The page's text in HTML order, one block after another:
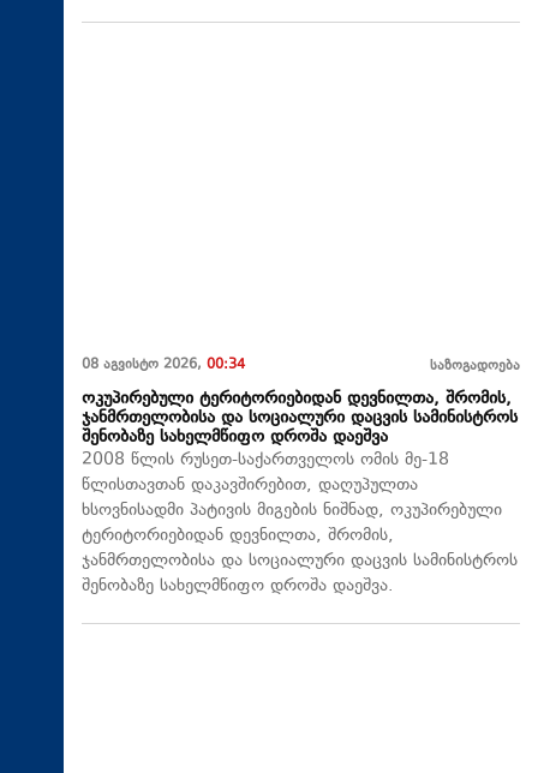
08 აგვისტო 2026, 00:34 საზოგადოება
ოკუპირებული ტერიტორიებიდან დევნილთა, შრომის,
ჯანმრთელობისა და სოციალური დაცვის სამინისტროს
შენობაზე სახელმწიფო დროშა დაეშვა
2008 წლის რუსეთ-საქართველოს ომის მე-18
წლისთავთან დაკავშირებით, დაღუპულთა
ხსოვნისადმი პატივის მიგების ნიშნად, ოკუპირებული
ტერიტორიებიდან დევნილთა, შრომის,
ჯანმრთელობისა და სოციალური დაცვის სამინისტროს
შენობაზე სახელმწიფო დროშა დაეშვა.